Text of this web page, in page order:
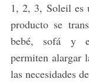
1, 2, 3, Soleil es
producto se
bebé, sofá y
permiten alargar
las necesidades